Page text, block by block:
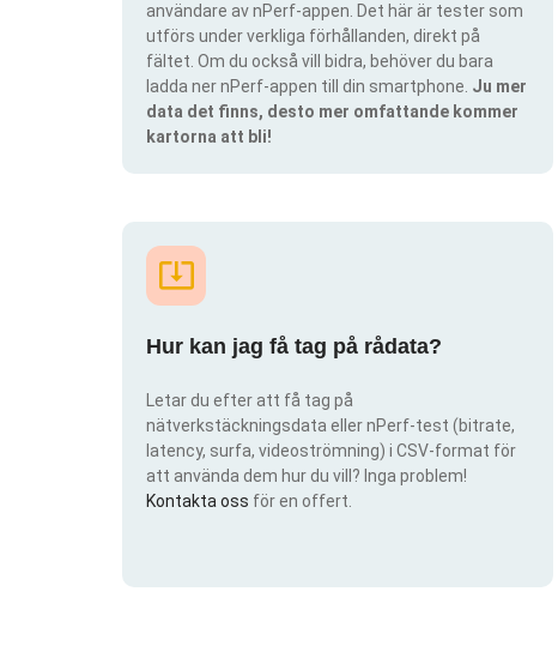
användare av nPerf-appen. Det här är tester som
utförs under verkliga förhållanden, direkt på
fältet. Om du också vill bidra, behöver du bara
ladda ner nPerf-appen till din smartphone. Ju mer
data det finns, desto mer omfattande kommer
kartorna att bli!
Hur kan jag få tag på rådata?
Letar du efter att få tag på
nätverkstäckningsdata eller nPerf-test (bitrate,
latency, surfa, videoströmning) i CSV-format för
att använda dem hur du vill? Inga problem!
Kontakta oss för en offert.